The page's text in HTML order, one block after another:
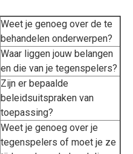
Weet je genoeg over de te
behandelen onderwerpen?
Waar liggen jouw belangen
en die van je tegenspelers?
Zijn er bepaalde
beleidsuitspraken van
toepassing?
Weet je genoeg over je
tegenspelers of moet je ze